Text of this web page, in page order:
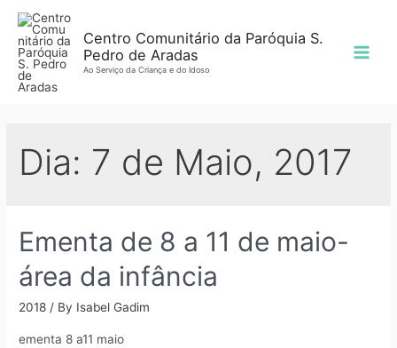
Skip
content
Centro Comunitário da Paróquia S.
Pedro de Aradas
Ao Serviço da Criança e do Idoso
Dia: 7 de Maio, 2017
Ementa de 8 a 11 de maio-
área da infância
2018 / By Isabel Gadim
ementa 8 a11 maio